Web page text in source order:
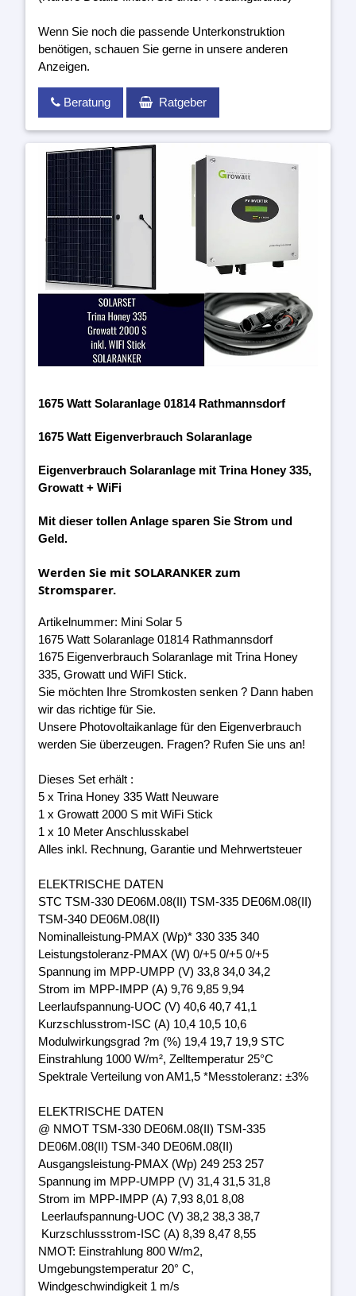
Wenn Sie noch die passende Unterkonstruktion
benötigen, schauen Sie gerne in unsere anderen
Anzeigen.
Beratung Ratgeber
1675 Watt Solaranlage 01814 Rathmannsdorf
1675 Watt Eigenverbrauch Solaranlage
Eigenverbrauch Solaranlage mit Trina Honey 335,
Growatt + WiFi
Mit dieser tollen Anlage sparen Sie Strom und
Geld.
Werden Sie mit SOLARANKER zum
Stromsparer.
Artikelnummer: Mini Solar 5
1675 Watt Solaranlage 01814 Rathmannsdorf
1675 Eigenverbrauch Solaranlage mit Trina Honey
335, Growatt und WiFI Stick.
Sie möchten Ihre Stromkosten senken ? Dann haben
wir das richtige für Sie.
Unsere Photovoltaikanlage für den Eigenverbrauch
werden Sie überzeugen. Fragen? Rufen Sie uns an!
Dieses Set erhält :
5 x Trina Honey 335 Watt Neuware
1 x Growatt 2000 S mit WiFi Stick
1 x 10 Meter Anschlusskabel
Alles inkl. Rechnung, Garantie und Mehrwertsteuer
ELEKTRISCHE DATEN
STC TSM-330 DE06M.08(II) TSM-335 DE06M.08(II)
TSM-340 DE06M.08(II)
Nominalleistung-PMAX (Wp)* 330 335 340
Leistungstoleranz-PMAX (W) 0/+5 0/+5 0/+5
Spannung im MPP-UMPP (V) 33,8 34,0 34,2
Strom im MPP-IMPP (A) 9,76 9,85 9,94
Leerlaufspannung-UOC (V) 40,6 40,7 41,1
Kurzschlusstrom-ISC (A) 10,4 10,5 10,6
Modulwirkungsgrad ?m (%) 19,4 19,7 19,9 STC
Einstrahlung 1000 W/m², Zelltemperatur 25°C
Spektrale Verteilung von AM1,5 *Messtoleranz: ±3%
ELEKTRISCHE DATEN
@ NMOT TSM-330 DE06M.08(II) TSM-335
DE06M.08(II) TSM-340 DE06M.08(II)
Ausgangsleistung-PMAX (Wp) 249 253 257
Spannung im MPP-UMPP (V) 31,4 31,5 31,8
Strom im MPP-IMPP (A) 7,93 8,01 8,08
Leerlaufspannung-UOC (V) 38,2 38,3 38,7
Kurzschlussstrom-ISC (A) 8,39 8,47 8,55
NMOT: Einstrahlung 800 W/m2,
Umgebungstemperatur 20° C,
Windgeschwindigkeit 1 m/s